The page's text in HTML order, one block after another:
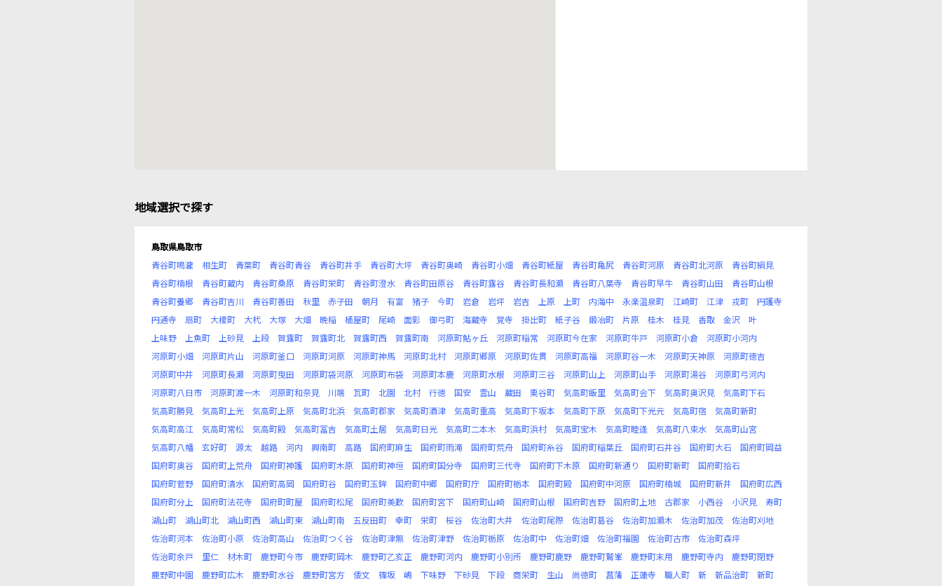
地域選択で探す
鳥取県鳥取市
青谷町鳴瀧
相生町 青葉町 青谷町青谷 青谷町井手 青谷町大坪 青谷町奥崎 青谷町小畑 青谷町紙屋 青谷町亀尻 青谷町河原 青谷町北河原
青谷町絹見
青谷町楠根
青谷町蔵内 青谷町桑原 青谷町栄町 青谷町澄水 青谷町田原谷 青谷町露谷 青谷町長和瀬 青谷町八葉寺 青谷町早牛 青谷町山田
青谷町山根
青谷町養郷
青谷町吉川 青谷町善田 秋里 赤子田 朝月 有富 猪子 今町 岩倉 岩坪 岩吉 上原 上町 内海中 永楽温泉町 江崎町 江津 戎町
円護寺
円通寺
扇町 大榎町 大杙 大塚 大畑 晩稲 桶屋町 尾崎 面影 御弓町 海蔵寺 覚寺 掛出町 紙子谷 鍛冶町 片原 桂木 桂見 香取 金沢
叶
上味野
上魚町 上砂見 上段 賀露町 賀露町北 賀露町西 賀露町南 河原町鮎ヶ丘 河原町稲常 河原町今在家 河原町牛戸 河原町小倉
河原町小河内
河原町小畑
河原町片山 河原町釜口 河原町河原 河原町神馬 河原町北村 河原町郷原 河原町佐貫 河原町高福 河原町谷一木 河原町天神原
河原町徳吉
河原町中井
河原町長瀬 河原町曳田 河原町袋河原 河原町布袋 河原町本鹿 河原町水根 河原町三谷 河原町山上 河原町山手 河原町湯谷
河原町弓河内
河原町八日市
河原町渡一木 河原町和奈見 川端 瓦町 北園 北村 行徳 国安 雲山 蔵田 栗谷町 気高町飯里 気高町会下 気高町奥沢見
気高町下石
気高町勝見
気高町上光 気高町上原 気高町北浜 気高町郡家 気高町酒津 気高町重高 気高町下坂本 気高町下原 気高町下光元 気高町宿
気高町新町
気高町高江
気高町常松 気高町殿 気高町冨吉 気高町土居 気高町日光 気高町二本木 気高町浜村 気高町宝木 気高町睦逢 気高町八束水
気高町山宮
気高町八幡
玄好町 源太 越路 河内 興南町 高路 国府町麻生 国府町雨滝 国府町荒舟 国府町糸谷 国府町稲葉丘 国府町石井谷 国府町大石
国府町岡益
国府町奥谷
国府町上荒舟 国府町神護 国府町木原 国府町神垣 国府町国分寺 国府町三代寺 国府町下木原 国府町新通り 国府町新町
国府町拾石
国府町菅野
国府町清水 国府町高岡 国府町谷 国府町玉鉾 国府町中郷 国府町庁 国府町栃本 国府町殿 国府町中河原 国府町楠城 国府町新井
国府町広西
国府町分上
国府町法花寺 国府町町屋 国府町松尾 国府町美歎 国府町宮下 国府町山崎 国府町山根 国府町吉野 国府町上地 古郡家 小西谷 小沢見
寿町
湖山町
湖山町北 湖山町西 湖山町東 湖山町南 五反田町 幸町 栄町 桜谷 佐治町大井 佐治町尾際 佐治町葛谷 佐治町加瀬木 佐治町加茂
佐治町刈地
佐治町河本
佐治町小原 佐治町高山 佐治町つく谷 佐治町津無 佐治町津野 佐治町栃原 佐治町中 佐治町畑 佐治町福園 佐治町古市
佐治町森坪
佐治町余戸
里仁 材木町 鹿野町今市 鹿野町岡木 鹿野町乙亥正 鹿野町河内 鹿野町小別所 鹿野町鹿野 鹿野町鷲峯 鹿野町末用 鹿野町寺内
鹿野町閉野
鹿野町中園
鹿野町広木 鹿野町水谷 鹿野町宮方 倭文 篠坂 嶋 下味野 下砂見 下段 商栄町 生山 尚徳町 菖蒲 正蓮寺 職人町 新 新品治町
新町